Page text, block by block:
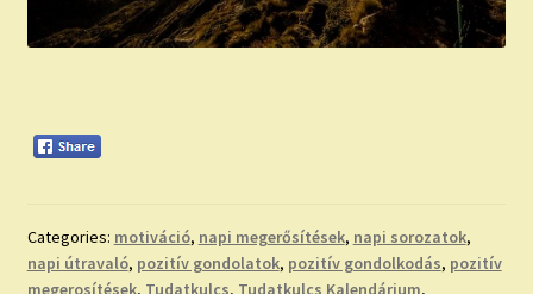
Categories: motiváció, napi megerősítések, napi sorozatok,
napi útravaló, pozitív gondolatok, pozitív gondolkodás, pozitív
megerosítések, Tudatkulcs, Tudatkulcs Kalendárium,